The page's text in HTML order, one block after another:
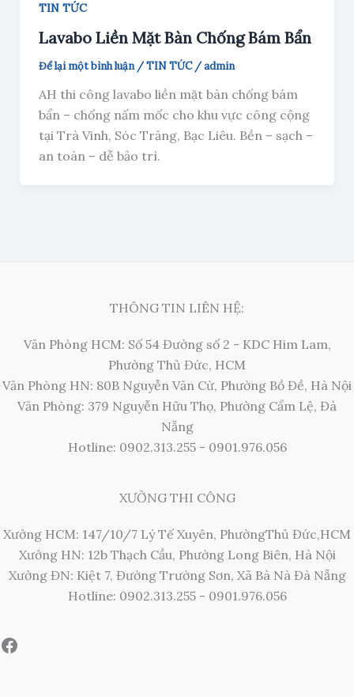
TIN TỨC
Lavabo Liền Mặt Bàn Chống Bám Bẩn
Để lại một bình luận /TIN TỨC/admin
AH thi công lavabo liền mặt bàn chống bám
bẩn – chống nấm mốc cho khu vực công cộng
tại Trà Vinh, Sóc Trăng, Bạc Liêu. Bền – sạch –
an toàn – dễ bảo trì.
THÔNG TIN LIÊN HỆ:
Văn Phòng HCM: Số 54 Đường số 2 - KDC Him Lam,
Phường Thủ Đức, HCM
Văn Phòng HN: 80B Nguyễn Văn Cừ, Phường Bồ Đề, Hà Nội
Văn Phòng: 379 Nguyễn Hữu Thọ, Phường Cẩm Lệ, Đà
Nẵng
Hotline: 0902.313.255 - 0901.976.056
XƯỞNG THI CÔNG
Xưởng HCM: 147/10/7 Lý Tế Xuyên, PhườngThủ Đức,HCM
Xưởng HN: 12b Thạch Cầu, Phường Long Biên, Hà Nội
Xưởng ĐN: Kiệt 7, Đường Trường Sơn, Xã Bà Nà Đà Nẵng
Hotline: 0902.313.255 - 0901.976.056